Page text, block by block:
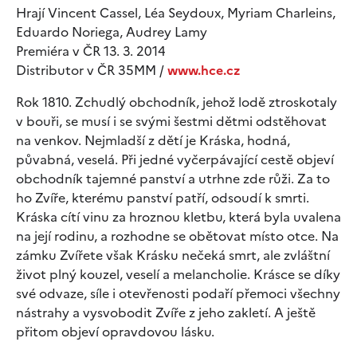
Hrají Vincent Cassel, Léa Seydoux, Myriam Charleins,
Eduardo Noriega, Audrey Lamy
Premiéra v ČR 13. 3. 2014
Distributor v ČR 35MM /www.hce.cz
Rok 1810. Zchudlý obchodník, jehož lodě ztroskotaly
v bouři, se musí i se svými šestmi dětmi odstěhovat
na venkov. Nejmladší z dětí je Kráska, hodná,
půvabná, veselá. Při jedné vyčerpávající cestě objeví
obchodník tajemné panství a utrhne zde růži. Za to
ho Zvíře, kterému panství patří, odsoudí k smrti.
Kráska cítí vinu za hroznou kletbu, která byla uvalena
na její rodinu, a rozhodne se obětovat místo otce. Na
zámku Zvířete však Krásku nečeká smrt, ale zvláštní
život plný kouzel, veselí a melancholie. Krásce se díky
své odvaze, síle i otevřenosti podaří přemoci všechny
nástrahy a vysvobodit Zvíře z jeho zakletí. A ještě
přitom objeví opravdovou lásku.